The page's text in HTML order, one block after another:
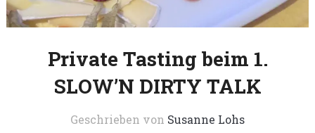
Private Tasting beim 1.
SLOW’N DIRTY TALK
Geschrieben von Susanne Lohs